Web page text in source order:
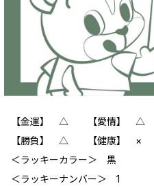
【金運】 △ 【愛情】 △
【勝負】 △ 【健康】 ×
＜ラッキーカラー＞ 黒
＜ラッキーナンバー＞ 1